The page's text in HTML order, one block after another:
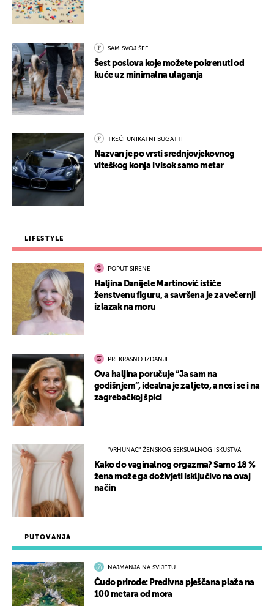
PUTOVANJA
NAJMANJA NA SVIJETU
Čudo prirode: Predivna pješčana plaža na
100 metara od mora
SAM SVOJ ŠEF
Šest poslova koje možete pokrenuti od
kuće uz minimalna ulaganja
TREĆI UNIKATNI BUGATTI
Nazvan je po vrsti srednjovjekovnog
viteškog konja i visok samo metar
LIFESTYLE
POPUT SIRENE
Haljina Danijele Martinović ističe
ženstvenu figuru, a savršena je za večernji
izlazak na moru
PREKRASNO IZDANJE
Ova haljina poručuje “Ja sam na
godišnjem”, idealna je za ljeto, a nosi se i na
zagrebačkoj špici
"VRHUNAC" ŽENSKOG SEKSUALNOG ISKUSTVA
Kako do vaginalnog orgazma? Samo 18 %
žena može ga doživjeti isključivo na ovaj
način